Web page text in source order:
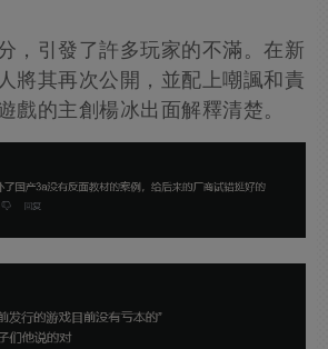
，引發了許多玩家的不滿。在新
將其再次公開，並配上嘲諷和責
戲的主創楊冰出面解釋清楚。